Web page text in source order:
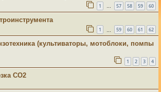
1 … 57 58 59 60
1 59 60 61 62
(культиваторы, мотоблоки, помпы
1 2 3 4
СО2